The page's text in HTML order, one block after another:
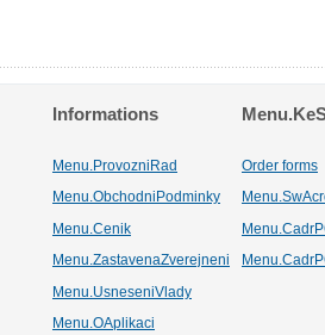
Informations
Menu.ProvozniRad Order forms
Menu.ObchodniPodminky
Menu.Cenik
Menu.ZastavenaZverejneni
Menu.UsneseniVlady
Menu.OAplikaci